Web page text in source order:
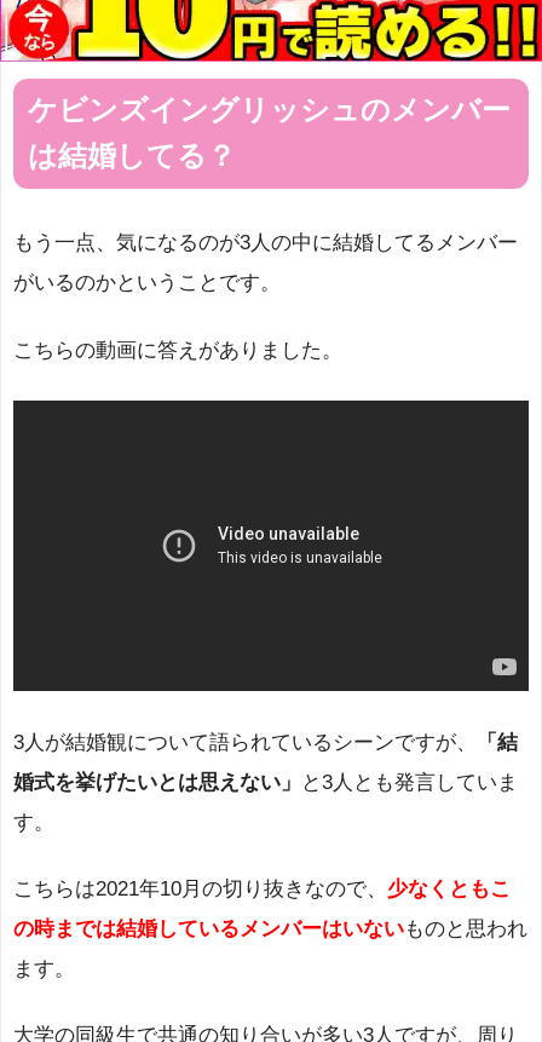
ケビンズイングリッシュのメンバー
は結婚してる？
もう一点、気になるのが3人の中に結婚してるメンバー
がいるのかということです。
こちらの動画に答えがありました。
3人が結婚観について語られているシーンですが、
「結
婚式を挙げたいとは思えない」
と3人とも発言していま
す。
こちらは2021年10月の切り抜きなので、 少なくともこ
の時までは結婚しているメンバーはいないものと思われ
ます。
大学の同級生で共通の知り合いが多い3人ですが、周り